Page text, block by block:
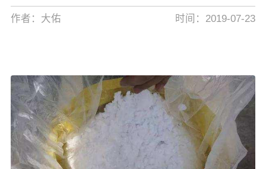
作者：大佑 时间：2019-07-23